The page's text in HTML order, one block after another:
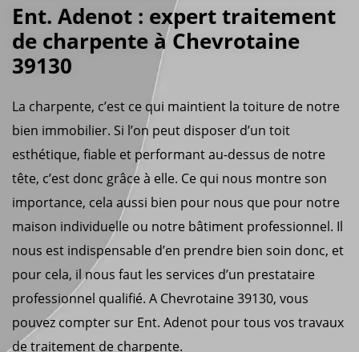
Ent. Adenot : expert traitement
de charpente à Chevrotaine
39130
La charpente, c’est ce qui maintient la toiture de notre
bien immobilier. Si l’on peut disposer d’un toit
esthétique, fiable et performant au-dessus de notre
tête, c’est donc grâce à elle. Ce qui nous montre son
importance, cela aussi bien pour nous que pour notre
maison individuelle ou notre bâtiment professionnel. Il
nous est indispensable d’en prendre bien soin donc, et
pour cela, il nous faut les services d’un prestataire
professionnel qualifié. A Chevrotaine 39130, vous
pouvez compter sur Ent. Adenot pour tous vos travaux
de traitement de charpente.